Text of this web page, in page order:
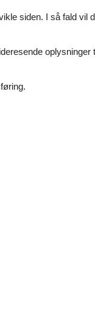
siden. I så fald vil
oplysninger